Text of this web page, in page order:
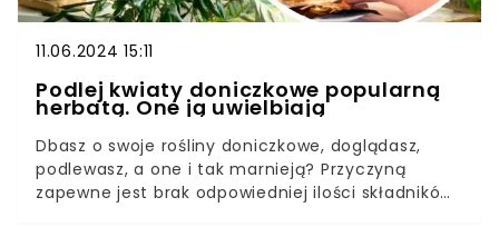
11.06.2024 15:11
Podlej kwiaty doniczkowe popularną
herbatą. One ją uwielbiają
Dbasz o swoje rośliny doniczkowe, doglądasz,
podlewasz, a one i tak marnieją? Przyczyną
zapewne jest brak odpowiedniej ilości składników